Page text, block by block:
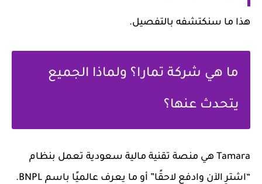
هذا ما سنكتشفه بالتفصيل.
ما هي شركة تمارا؟ ولماذا الجميع
يتحدث عنها؟
Tamara هي منصة تقنية مالية سعودية تعمل بنظام
“اشترِ الآن وادفع لاحقًا” أو ما يعرف عالميًا باسم BNPL.